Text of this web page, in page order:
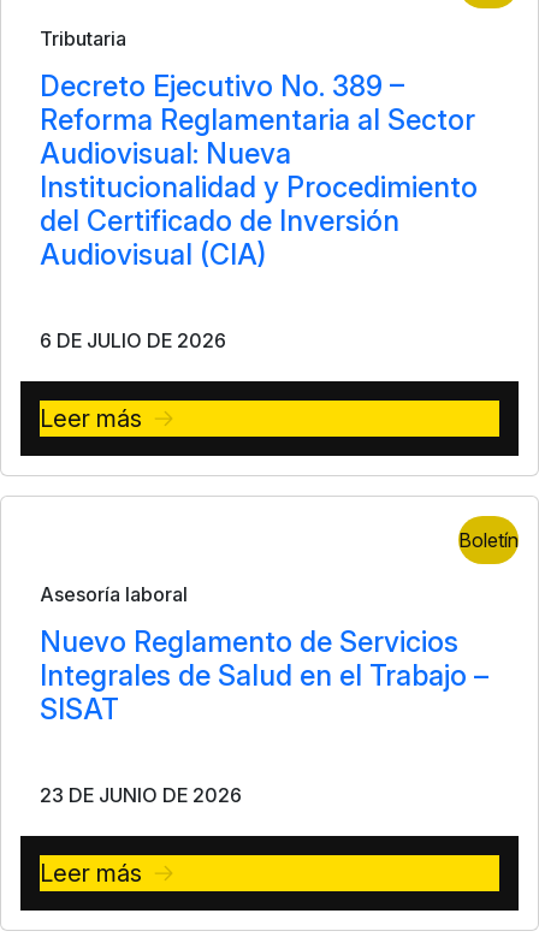
Tributaria
Decreto Ejecutivo No. 389 –
Reforma Reglamentaria al Sector
Audiovisual: Nueva
Institucionalidad y Procedimiento
del Certificado de Inversión
Audiovisual (CIA)
6 DE JULIO DE 2026
Leer más
Boletín
Asesoría laboral
Nuevo Reglamento de Servicios
Integrales de Salud en el Trabajo –
SISAT
23 DE JUNIO DE 2026
Leer más